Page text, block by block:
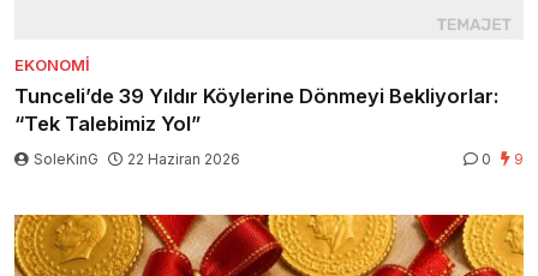
EKONOMI
Tunceli’de 39 Yıldır Köylerine Dönmeyi Bekliyorlar:
“Tek Talebimiz Yol”
SoleKinG 22 Haziran 2026 0 9